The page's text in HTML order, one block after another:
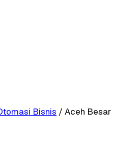
Bisnis / Aceh Besar